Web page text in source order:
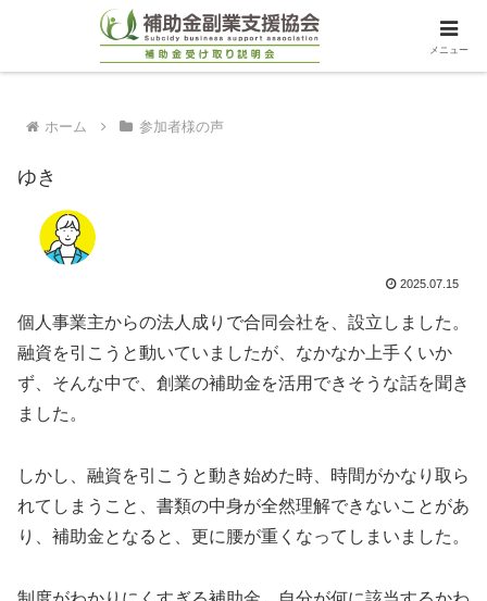
ホーム 参加者様の声
ゆき
2025.07.15
個人事業主からの法人成りで合同会社を、設立しました。
融資を引こうと動いていましたが、なかなか上手くいか
ず、そんな中で、創業の補助金を活用できそうな話を聞き
ました。
しかし、融資を引こうと動き始めた時、時間がかなり取ら
れてしまうこと、書類の中身が全然理解できないことがあ
り、補助金となると、更に腰が重くなってしまいました。
メニュー